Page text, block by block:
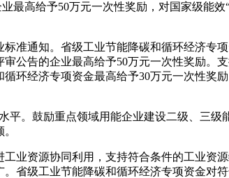
最高给予50万元一次性奖励，对国家级能效
准通知。省级工业节能降碳和循环经济专
公告的企业最高给予50万元一次性奖励。
环经济专项资金最高给予30万元一次性奖
。鼓励重点领域用能企业建设二级、三级
资源协同利用，支持符合条件的工业资源
省级工业节能降碳和循环经济专项资金对